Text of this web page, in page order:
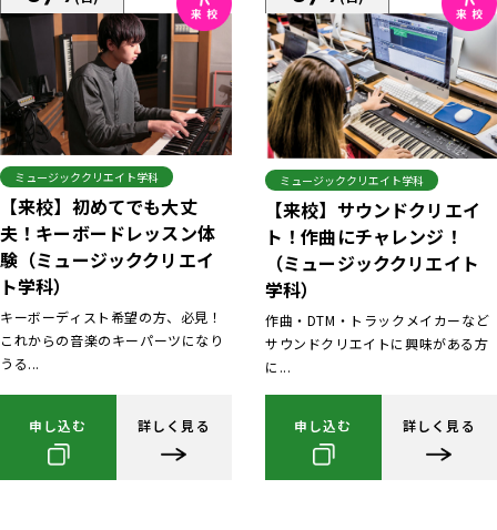
ミュージッククリエイト学科
【来校】初めてでも大丈
夫！キーボードレッスン体
験（ミュージッククリエイ
ト学科）
キーボーディスト希望の方、必見！
これからの音楽のキーパーツになり
うる...
申し込む 詳しく見る
ミュージッククリエイト学科
【来校】サウンドクリエイ
ト！作曲にチャレンジ！
（ミュージッククリエイト
学科）
作曲・DTM・トラックメイカーなど
サウンドクリエイトに興味がある方
に...
申し込む 詳しく見る